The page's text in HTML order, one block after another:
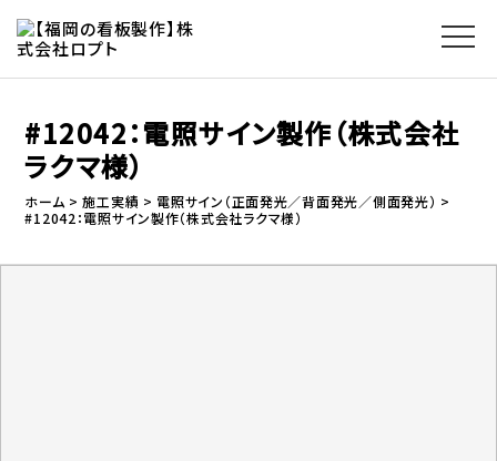
#12042：電照サイン製作（株式会社
ラクマ様）
ホーム 施工実績
電照サイン（正面発光／背面発光／側面発光）
#12042：電照サイン製作（株式会社ラクマ様）